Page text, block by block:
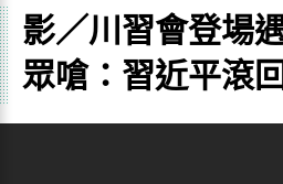
影／川習會登場
眾嗆：習近平滾